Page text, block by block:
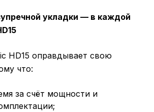
укладки — в каждой
HD15 оправдывает свою
что:
за счёт мощности и